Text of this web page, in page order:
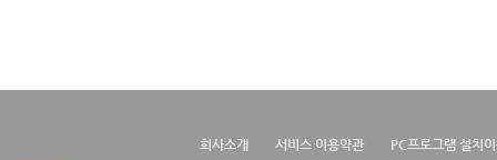
회사소개 서비스 이용약관 PC프로그램 설치